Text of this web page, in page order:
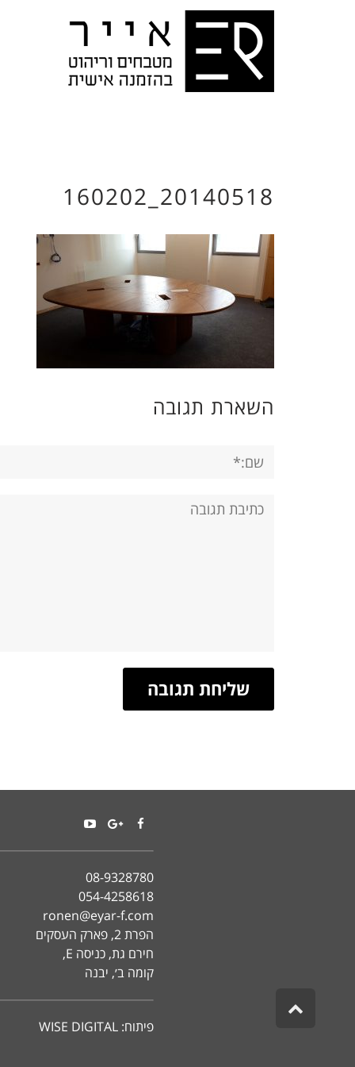
20140518_160202
השארת תגובה
תגובה:
08-9328780
054-4258618
ronen@eyar-f.com
הפרת 2, פארק העסקים
חירם גת, כניסה E,
קומה ב׳, יבנה
פיתוח:WISE DIGITAL